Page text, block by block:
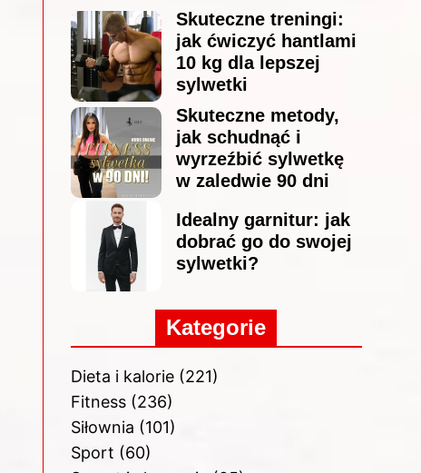
Skuteczne treningi:
jak ćwiczyć hantlami
10 kg dla lepszej
sylwetki
Skuteczne metody,
jak schudnąć i
wyrzeźbić sylwetkę
w zaledwie 90 dni
Idealny garnitur: jak
dobrać go do swojej
sylwetki?
Kategorie
Dieta i kalorie(221)
Fitness(236)
Siłownia (101)
Sport (60)